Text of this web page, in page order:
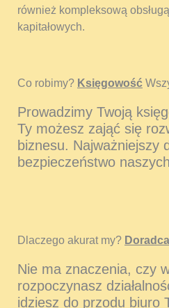
również kompleksową
kapitałowych.
Co robimy? Księgowość
Prowadzimy Twoją
Ty możesz zająć się
biznesu. Najważniejszy
bezpieczeństwo
Dlaczego akurat my?
Nie ma znaczenia, czy
rozpoczynasz
idziesz do przodu biuro